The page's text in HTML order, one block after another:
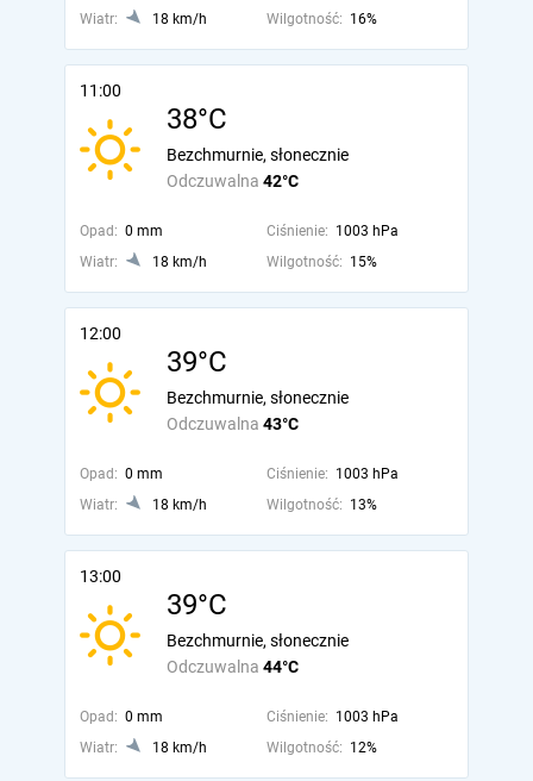
Wiatr:
18 km/h Wilgotność: 16%
11:00
38°C
Odczuwalna 42°C
Bezchmurnie, słonecznie
Opad: 0 mm Ciśnienie: 1003 hPa
Wiatr:
18 km/h Wilgotność: 15%
12:00
39°C
Odczuwalna 43°C
Bezchmurnie, słonecznie
Opad: 0 mm Ciśnienie: 1003 hPa
Wiatr:
18 km/h Wilgotność: 13%
13:00
39°C
Odczuwalna 44°C
Bezchmurnie, słonecznie
Opad: 0 mm Ciśnienie: 1003 hPa
Wiatr:
18 km/h Wilgotność: 12%